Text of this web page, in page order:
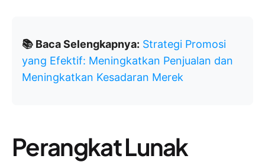
📚 Baca Selengkapnya: Strategi Promosi
yang Efektif: Meningkatkan Penjualan dan
Meningkatkan Kesadaran Merek
Perangkat Lunak